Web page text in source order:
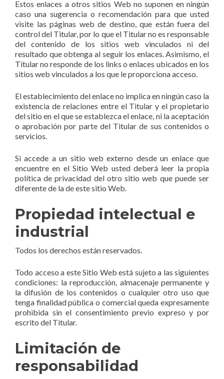
Estos enlaces a otros sitios Web no suponen en ningún
caso una sugerencia o recomendación para que usted
visite las páginas web de destino, que están fuera del
control del Titular, por lo que el Titular no es responsable
del contenido de los sitios web vinculados ni del
resultado que obtenga al seguir los enlaces. Asimismo, el
Titular no responde de los links o enlaces ubicados en los
sitios web vinculados a los que le proporciona acceso.
El establecimiento del enlace no implica en ningún caso la
existencia de relaciones entre el Titular y el propietario
del sitio en el que se establezca el enlace, ni la aceptación
o aprobación por parte del Titular de sus contenidos o
servicios.
Si accede a un sitio web externo desde un enlace que
encuentre en el Sitio Web usted deberá leer la propia
política de privacidad del otro sitio web que puede ser
diferente de la de este sitio Web.
Propiedad intelectual e
industrial
Todos los derechos están reservados.
Todo acceso a este Sitio Web está sujeto a las siguientes
condiciones: la reproducción, almacenaje permanente y
la difusión de los contenidos o cualquier otro uso que
tenga finalidad pública o comercial queda expresamente
prohibida sin el consentimiento previo expreso y por
escrito del Titular.
Limitación de
responsabilidad